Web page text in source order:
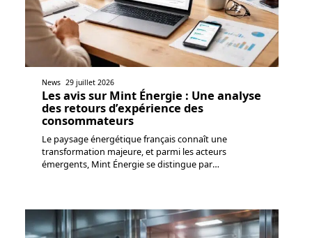
News 29 juillet 2026
Les avis sur Mint Énergie : Une analyse
des retours d’expérience des
consommateurs
Le paysage énergétique français connaît une
transformation majeure, et parmi les acteurs
émergents, Mint Énergie se distingue par…